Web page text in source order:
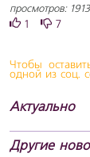
просмотров: 1913
1 7
Чтобы
одной из соц.
Актуально
Другие